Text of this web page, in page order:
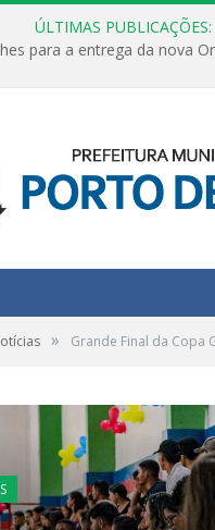
ÚLTIMAS PUBLICAÇÕES:
» Grande Final da Copa